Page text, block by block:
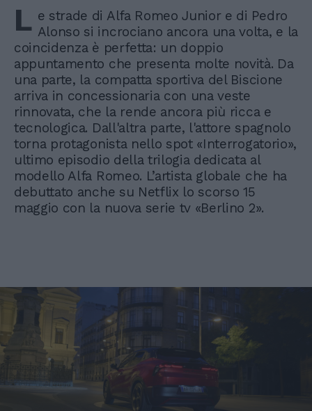
L e strade di Alfa Romeo Junior e di Pedro
Alonso si incrociano ancora una volta, e la
coincidenza è perfetta: un doppio
appuntamento che presenta molte novità. Da
una parte, la compatta sportiva del Biscione
arriva in concessionaria con una veste
rinnovata, che la rende ancora più ricca e
tecnologica. Dall'altra parte, l'attore spagnolo
torna protagonista nello spot «Interrogatorio»,
ultimo episodio della trilogia dedicata al
modello Alfa Romeo. L’artista globale che ha
debuttato anche su Netflix lo scorso 15
maggio con la nuova serie tv «Berlino 2».